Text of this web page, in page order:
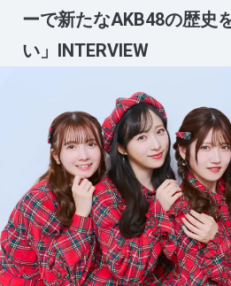
ーで新たなAKB48の歴史
い」INTERVIEW